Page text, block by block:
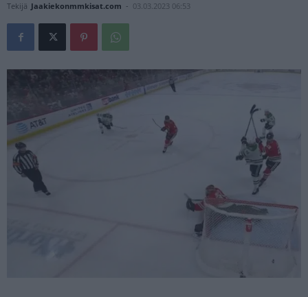
Tekijä Jaakiekonmmkisat.com - 03.03.2023 06:53